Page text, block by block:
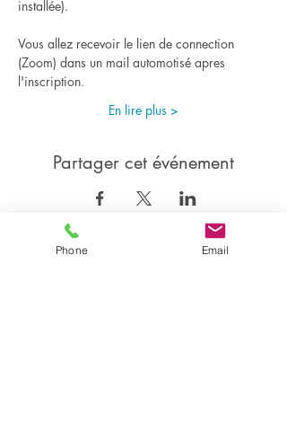
installée).
Vous allez recevoir le lien de connection
(Zoom) dans un mail automotisé apres
l'inscription.
En lire plus >
Partager cet événement
Phone Email